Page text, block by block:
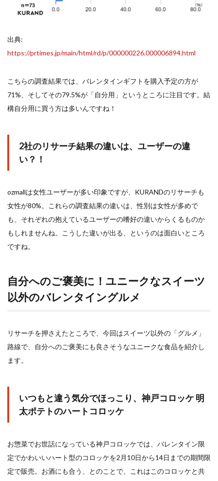
出典:
https://prtimes.jp/main/html/rd/p/000000226.000006894.html
こちらの調査結果では、バレンタインギフトを購入予定の方が
71%、そしてその79.5%が「自分用」というところに注目です。結
構自分用に買う方は多いんですね！
2社のリサーチ結果の違いは、ユーザーの違
い？！
ozmallは女性ユーザーが多い印象ですが、KURANDのリサーチも
女性が80%。これらの調査結果の違いは、性別は女性が多めで
も、それぞれの抱えているユーザーの嗜好の違いからくるものか
もしれませんね。こうした違いが出る、というのは面白いところ
ですね。
自分へのご褒美に！ユニークなスイーツ
以外のバレンタイングルメ
リサーチを押さえたところで、今回はスイーツ以外の「グルメ」
路線で、自分へのご褒美にも良さそうなユニークな食品を紹介し
ます。
いつもと違う気分でほっこり、神戸コロッケ 明
太ポテトのハートコロッケ
お惣菜でお世話になっている神戸コロッケでは、バレンタイン限
定でかわいいハート型のコロッケを2月10日から14日までの期間限
定で販売。お酒にも合う、とのことで、これはこのコロッケと共